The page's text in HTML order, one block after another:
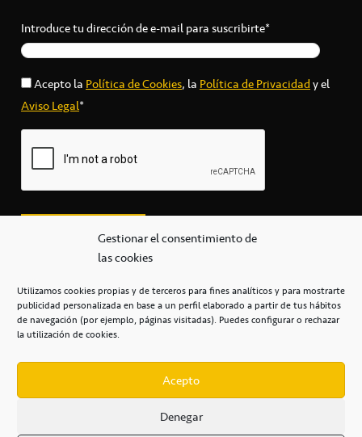
Gestionar el consentimiento de
las cookies
Utilizamos cookies propias y de terceros para fines analíticos y para mostrarte
publicidad personalizada en base a un perfil elaborado a partir de tus hábitos
de navegación (por ejemplo, páginas visitadas). Puedes configurar o rechazar
la utilización de cookies.
Acepto
Denegar
Introduce tu dirección de e-mail para suscribirte*
Acepto laPolítica de Cookies, laPolítica de Privacidady el
Aviso Legal*
secretaria@cbcanarias.es
+34 922 253 684
Casa del Deporte / 38108 – La Laguna